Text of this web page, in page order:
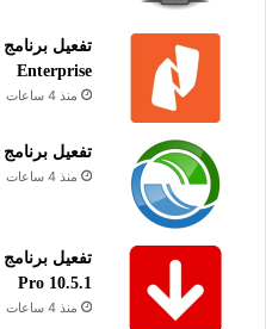
Enterprise
منذ 4 ساعات
تفعيل برنامج Syncovery Premium 12.4.4.61
منذ 4 ساعات
Pro 10.5.1
منذ 4 ساعات